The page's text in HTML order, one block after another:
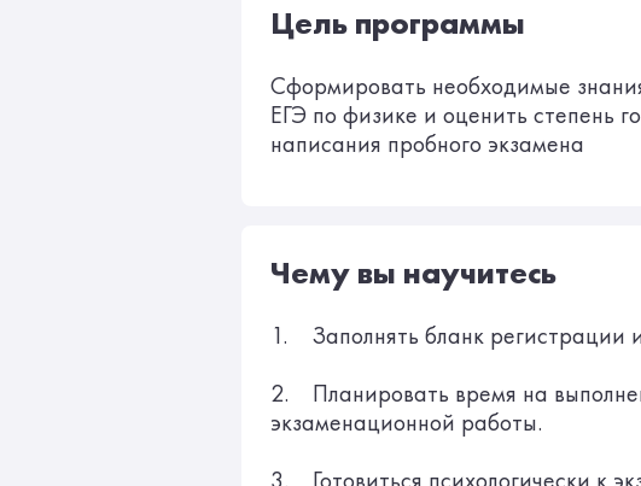
Цель программы
Сформировать необходимые
ЕГЭ по физике и оценить степень
написания пробного экзамена
Чему вы научитесь
1. Заполнять бланк регистрации
2. Планировать время на
экзаменационной работы.
3. Готовиться психологически к